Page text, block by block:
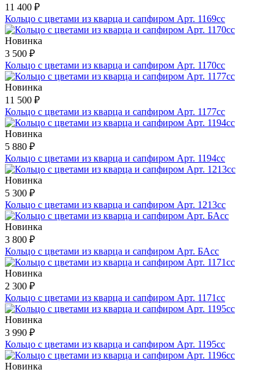
11 400 ₽
Кольцо с цветами из кварца и сапфиром Арт. 1169сс
Новинка
3 500 ₽
Кольцо с цветами из кварца и сапфиром Арт. 1170сс
Новинка
11 500 ₽
Кольцо с цветами из кварца и сапфиром Арт. 1177сс
Новинка
5 880 ₽
Кольцо с цветами из кварца и сапфиром Арт. 1194сс
Новинка
5 300 ₽
Кольцо с цветами из кварца и сапфиром Арт. 1213сс
Новинка
3 800 ₽
Кольцо с цветами из кварца и сапфиром Арт. БАсс
Новинка
2 300 ₽
Кольцо с цветами из кварца и сапфиром Арт. 1171сс
Новинка
3 990 ₽
Кольцо с цветами из кварца и сапфиром Арт. 1195сс
Новинка